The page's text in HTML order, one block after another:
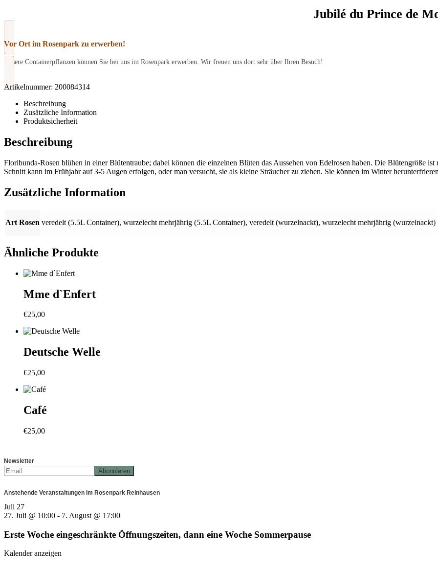
Jubilé du Prince de
Vor Ort im Rosenpark zu erwerben!
Unsere Containerpflanzen können Sie bei uns im Rosenpark erwerben. Wir freuen uns dort sehr über Ihren Besuch!
Artikelnummer: 200084314
Beschreibung
Zusätzliche Information
Produktsicherheit
Beschreibung
Floribunda-Rosen blühen in einer Blütentraube; dabei können die einzelnen Blüten das Aussehen von Edelrosen haben. Die Blütengröße
Schnitt kann im Frühjahr auf 3-5 Augen erfolgen, oder man versucht, sie als kleine Sträucher zu ziehen. Sie können im Winter
Zusätzliche Information
Art Rosen veredelt (5.5L Container), wurzelecht mehrjährig (5.5L Container), veredelt (wurzelnackt), wurzelecht mehrjährig (wurzelnackt)
Ähnliche Produkte
Mme d`Enfert
€25,00
Deutsche Welle
€25,00
Café
€25,00
Newsletter
Anstehende Veranstaltungen im Rosenpark Reinhausen
Juli 27
27. Juli @ 10:00 - 7. August @ 17:00
Erste Woche eingeschränkte Öffnungszeiten, dann eine Woche Sommerpause
Kalender anzeigen